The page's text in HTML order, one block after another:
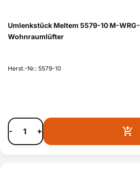
Umlenkstück Meltem 5579-10 M-
Wohnraumlüfter
Herst.-Nr.: 5579-10
- +